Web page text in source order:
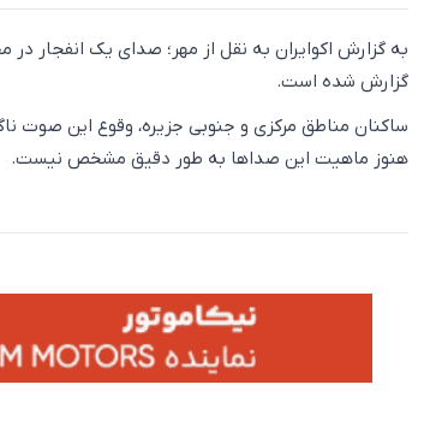
به گزارش اکوایران به نقل از مهر؛ صدای یک انفجار
گزارش شده است.
ساکنان مناطق مرکزی و جنوبی جزیره، وقوع این صوت
هنوز ماهیت این صداها به طور دقیق مشخص نیست.